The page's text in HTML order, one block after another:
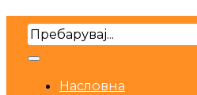
Search
Насловна